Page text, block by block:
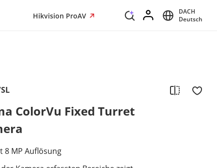
Hikvision ProAV
DACH
Deutsch
ColorVu Fixed Turret
8 MP Auflösung